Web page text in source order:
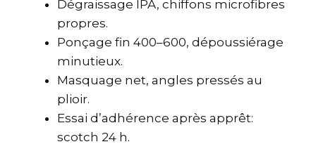
Dégraissage IPA, chiffons microfibres
propres.
Ponçage fin 400–600, dépoussiérage
minutieux.
Masquage net, angles pressés au
plioir.
Essai d’adhérence après apprêt:
scotch 24 h.